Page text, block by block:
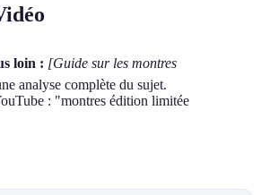
loin : [Guide sur les montres
analyse complète du sujet.
: "montres édition limitée